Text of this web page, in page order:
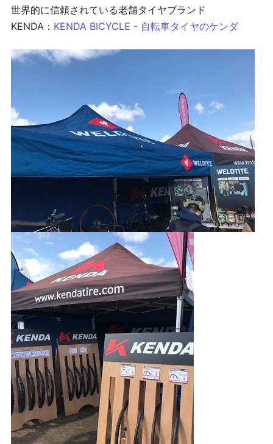
世界的に信頼されている老舗タイヤブランド
KENDA： KENDA BICYCLE - 自転車タイヤのケンダ